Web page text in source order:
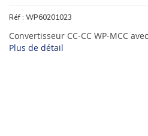
Réf : WP60201023
Convertisseur CC-CC WP-MCC
Plus de détail